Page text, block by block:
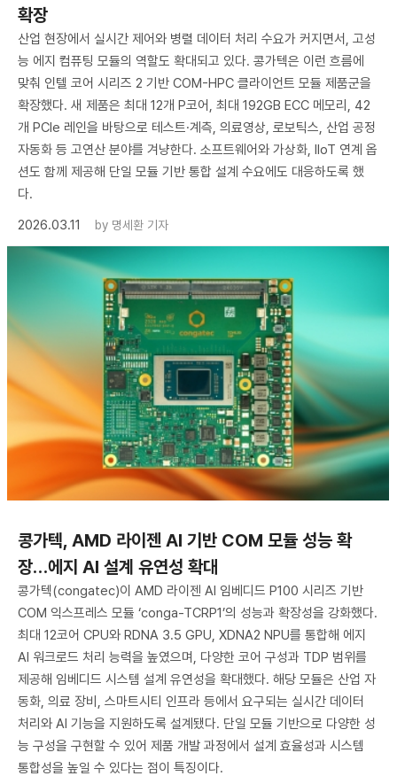
확장
산업 현장에서 실시간 제어와 병렬 데이터 처리 수요가 커지면서, 고성
능 에지 컴퓨팅 모듈의 역할도 확대되고 있다. 콩가텍은 이런 흐름에
맞춰 인텔 코어 시리즈 2 기반 COM-HPC 클라이언트 모듈 제품군을
확장했다. 새 제품은 최대 12개 P코어, 최대 192GB ECC 메모리, 42
개 PCIe 레인을 바탕으로 테스트·계측, 의료영상, 로보틱스, 산업 공정
자동화 등 고연산 분야를 겨냥한다. 소프트웨어와 가상화, IIoT 연계 옵
션도 함께 제공해 단일 모듈 기반 통합 설계 수요에도 대응하도록 했
다.
2026.03.11
by 명세환 기자
콩가텍, AMD 라이젠 AI 기반 COM 모듈 성능 확
장…에지 AI 설계 유연성 확대
콩가텍(congatec)이 AMD 라이젠 AI 임베디드 P100 시리즈 기반
COM 익스프레스 모듈 ‘conga-TCRP1’의 성능과 확장성을 강화했다.
최대 12코어 CPU와 RDNA 3.5 GPU, XDNA2 NPU를 통합해 에지
AI 워크로드 처리 능력을 높였으며, 다양한 코어 구성과 TDP 범위를
제공해 임베디드 시스템 설계 유연성을 확대했다. 해당 모듈은 산업 자
동화, 의료 장비, 스마트시티 인프라 등에서 요구되는 실시간 데이터
처리와 AI 기능을 지원하도록 설계됐다. 단일 모듈 기반으로 다양한 성
능 구성을 구현할 수 있어 제품 개발 과정에서 설계 효율성과 시스템
통합성을 높일 수 있다는 점이 특징이다.